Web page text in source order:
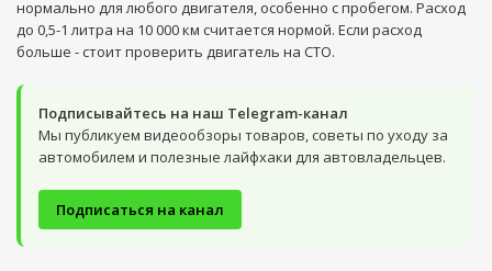
нормально для любого двигателя, особенно с пробегом. Расход
до 0,5-1 литра на 10 000 км считается нормой. Если расход
больше - стоит проверить двигатель на СТО.
Подписывайтесь на наш Telegram-канал
Мы публикуем видеообзоры товаров, советы по уходу за
автомобилем и полезные лайфхаки для автовладельцев.
Подписаться на канал